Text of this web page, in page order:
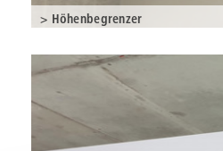
> Höhenbegrenzer